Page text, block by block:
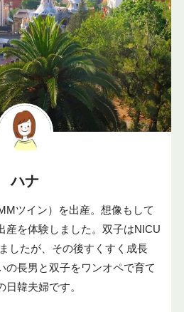
ハナ
ツイン）を出産。想像もして
産を体験しました。双子はNICU
したが、その後すくすく成長
の長男と双子をワンオペで育て
韓夫婦です。